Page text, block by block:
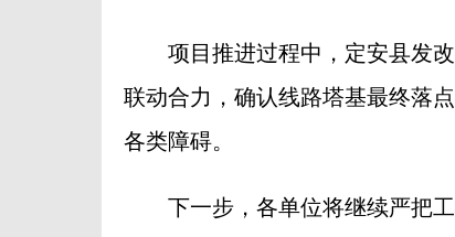
项目推进过程中，定安县发改
联动合力，确认线路塔基最终落
各类障碍。
下一步，各单位将继续严把工